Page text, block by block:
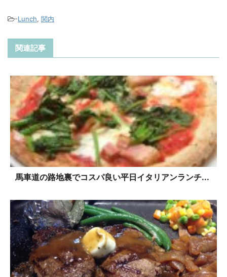
-Lunch, 関内
関連記事
馬車道の路地裏でコスパ良い平日イタリアンランチ...